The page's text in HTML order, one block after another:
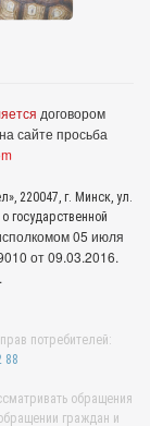
договором
сайте просьба
220047, г. Минск, ул.
государственной
05 июля
от 09.03.2016.
потребителей:
88
обращения
граждан и